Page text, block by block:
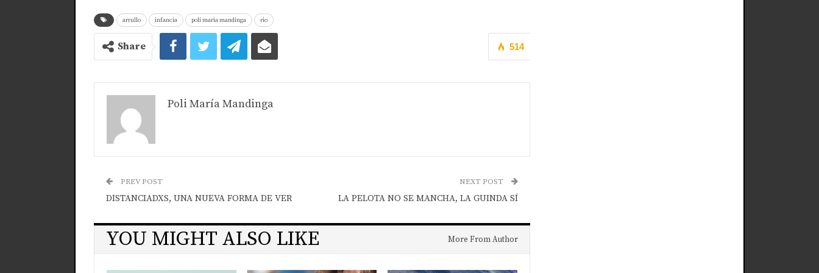
arrullo infancia poli maria mandinga rio
514
Share
Poli María Mandinga
PREV POST
DISTANCIADXS, UNA NUEVA FORMA DE VER
NEXT POST
LA PELOTA NO SE MANCHA, LA GUINDA SÍ
YOU MIGHT ALSO LIKE More From Author